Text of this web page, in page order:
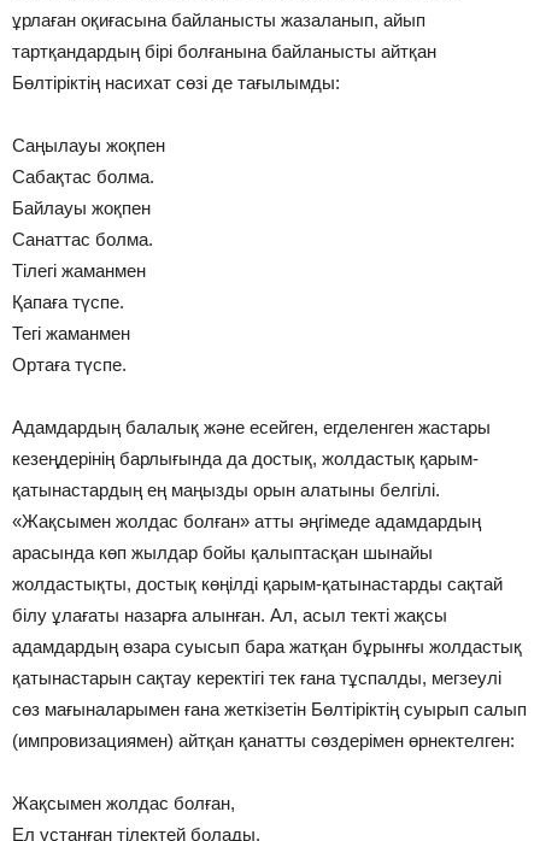
ұрлаған оқиғасына байланысты жазаланып, айып
тартқандардың бірі болғанына байланысты айтқан
Бөлтіріктің насихат сөзі де тағылымды:
Саңылауы жоқпен
Сабақтас болма.
Байлауы жоқпен
Санаттас болма.
Тілегі жаманмен
Қапаға түспе.
Тегі жаманмен
Ортаға түспе.
Адамдардың балалық және есейген, егделенген жастары
кезеңдерінің барлығында да достық, жолдастық қарым-
қатынастардың ең маңызды орын алатыны белгілі.
«Жақсымен жолдас болған» атты әңгімеде адамдардың
арасында көп жылдар бойы қалыптасқан шынайы
жолдастықты, достық көңілді қарым-қатынастарды сақтай
білу ұлағаты назарға алынған. Ал, асыл текті жақсы
адамдардың өзара суысып бара жатқан бұрынғы жолдастық
қатынастарын сақтау керектігі тек ғана тұспалды, мегзеулі
сөз мағыналарымен ғана жеткізетін Бөлтіріктің суырып салып
(импровизациямен) айтқан қанатты сөздерімен өрнектелген:
Жақсымен жолдас болған,
Ел ұстанған тілектей болады.